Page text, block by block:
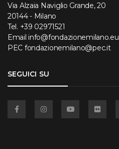
Via Alzaia Naviglio Grande, 20
20144 - Milano
Tel. +39 02971521
Email info@fondazionemilano.eu
PEC fondazionemilano@pec.it
SEGUICI SU